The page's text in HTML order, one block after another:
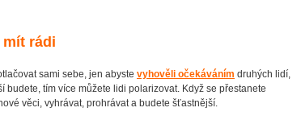
rádi
sami sebe, jen abyste vyhověli očekáváním druhých lidí,
tím více můžete lidi polarizovat. Když se přestanete
věci, vyhrávat, prohrávat a budete šťastnější.